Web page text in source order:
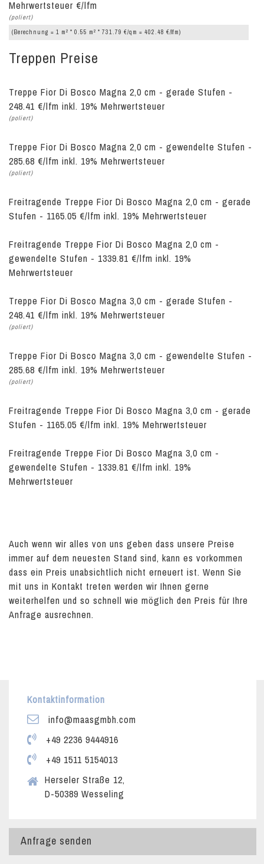
Mehrwertsteuer €/lfm
(poliert)
(Berechnung = 1 m 2 * 0.55 m 2 * 731.79 €/qm = 402.48 €/lfm)
Treppen Preise
Treppe Fior Di Bosco Magna 2,0 cm - gerade Stufen -
248.41 €/lfm inkl. 19% Mehrwertsteuer
(poliert)
Treppe Fior Di Bosco Magna 2,0 cm - gewendelte Stufen -
285.68 €/lfm inkl. 19% Mehrwertsteuer
(poliert)
Freitragende Treppe Fior Di Bosco Magna 2,0 cm - gerade
Stufen - 1165.05 €/lfm inkl. 19% Mehrwertsteuer
Freitragende Treppe Fior Di Bosco Magna 2,0 cm -
gewendelte Stufen - 1339.81 €/lfm inkl. 19%
Mehrwertsteuer
Treppe Fior Di Bosco Magna 3,0 cm - gerade Stufen -
248.41 €/lfm inkl. 19% Mehrwertsteuer
(poliert)
Treppe Fior Di Bosco Magna 3,0 cm - gewendelte Stufen -
285.68 €/lfm inkl. 19% Mehrwertsteuer
(poliert)
Freitragende Treppe Fior Di Bosco Magna 3,0 cm - gerade
Stufen - 1165.05 €/lfm inkl. 19% Mehrwertsteuer
Freitragende Treppe Fior Di Bosco Magna 3,0 cm -
gewendelte Stufen - 1339.81 €/lfm inkl. 19%
Mehrwertsteuer
Auch wenn wir alles von uns geben dass unsere Preise
immer auf dem neuesten Stand sind, kann es vorkommen
dass ein Preis unabsichtlich nicht erneuert ist. Wenn Sie
mit uns in Kontakt treten werden wir Ihnen gerne
weiterhelfen und so schnell wie möglich den Preis für Ihre
Anfrage ausrechnen.
Kontaktinformation
info@maasgmbh.com
+49 2236 9444916
+49 1511 5154013
Herseler Straße 12,
D-50389 Wesseling
Anfrage senden